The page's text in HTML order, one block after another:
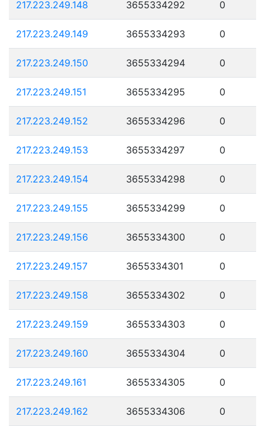
217.223.249.148 3655334292 0
217.223.249.149 3655334293 0
217.223.249.150 3655334294 0
217.223.249.151 3655334295 0
217.223.249.152 3655334296 0
217.223.249.153 3655334297 0
217.223.249.154 3655334298 0
217.223.249.155 3655334299 0
217.223.249.156 3655334300 0
217.223.249.157 3655334301 0
217.223.249.158 3655334302 0
217.223.249.159 3655334303 0
217.223.249.160 3655334304 0
217.223.249.161 3655334305 0
217.223.249.162 3655334306 0